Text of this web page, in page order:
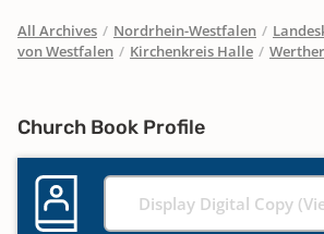
All Archives / Nordrhein-Westfalen /
von Westfalen / Kirchenkreis Halle / Werther
Church Book Profile
Display Digital Copy